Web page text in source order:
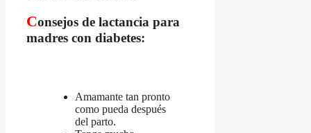
Consejos de lactancia para
madres con diabetes:
Amamante tan pronto
como pueda después
del parto.